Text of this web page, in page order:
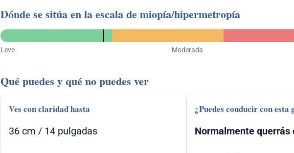
Dónde se sitúa en la escala de miopía/hipermetropía
Leve Moderada
Qué puedes y qué no puedes ver
Ves con claridad hasta
36 cm / 14 pulgadas
¿Puedes conducir con esta
Normalmente querrás